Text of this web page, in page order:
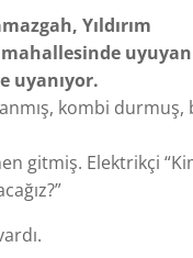
Yıldırım
mahallesinde
uyanıyor.
kombi durmuş,
gitmiş. Elektrikçi